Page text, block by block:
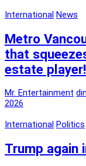
International News
Metro
that
estate player!
Mr. Entertainment
2026
International Politics
Trump again